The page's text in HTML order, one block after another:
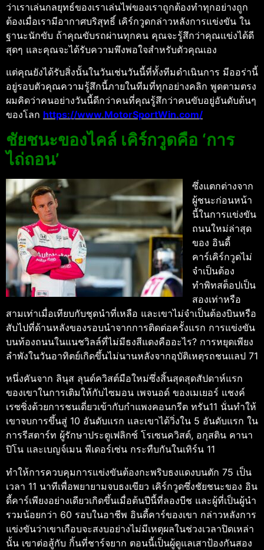
ว่าเราเล่นกลยุทธ์ของเราเล่นไพ่ของเราถูกต้องทําทุกอย่างถูก
ต้องเมื่อเรามีอากาศบริสุทธิ์ เคิร์กวูดกล่าวหลังการแข่งขัน ใน
ฐานะนักขับ ถ้าคุณขับรถผ่านทุกคน คุณจะรู้สึกว่าคุณแข่งได้ดี
สุดๆ และคุณจะได้รับความพึงพอใจสําหรับตัวคุณเอง
แต่คุณยังได้รับสิ่งนั้นในวันเช่นวันนี้ที่ทั้งทีมดําเนินการ มีออร่านี้
อยู่รอบตัวคุณความรู้สึกนี้ภายในทีมที่ทุกอย่างคลิก พูดตามตรง
ผมคิดว่าคนอย่างวันนี้ดีกว่าคนที่คุณรู้สึกว่าคนขับอยู่อันดับต้นๆ
ของโลก https://www.MotorSportWin.com/
ชัยชนะของไคล์ เคิร์กวูดคือ ‘การ
ไถ่ถอน’
ซึ่งแตกต่างจาก
ผู้ชนะก่อนหน้า
นี้ในการแข่งขัน
ถนนใหม่ล่าสุด
ของ อินดี้
คาร์เคิร์กวูดไม่
จําเป็นต้อง
ทําพิทสต็อปเป็น
สองเท่าหรือ
สามเท่าเมื่อเทียบกับชุดนําที่เหลือ และเขาไม่จําเป็นต้องบินหรือ
สับไปที่ด้านหลังของรอบนําจากการติดต่อครั้งแรก การแข่งขัน
บนท้องถนนในแนชวิลล์ที่ไม่มีธงสีแดงคืออะไร? การหยุดเพียง
ลําพังในวันอาทิตย์เกิดขึ้นไม่นานหลังจากอุบัติเหตุรถชนแลป 71
หนึ่งคันจาก ลินุส ลุนด์ควิสต์มือใหม่ซึ่งสิ้นสุดสุดสัปดาห์แรก
ของเขาในการเติมให้กับไซมอน เพจนอด์ ของเมเยอร์ แชงค์
เรซซิ่งด้วยการชนเดี่ยวเข้ากับกําแพงคอนกรีต ทรัน11 นั่นทําให้
เขาจบการขึ้นสู่ 10 อันดับแรก และเขาได้วิ่งใน 5 อันดับแรก ใน
การรีสตาร์ท ผู้รักษาประตูเฟลิกซ์ โรเซนควิสต์, อกุสติน คานา
ปิโน และเบญจ์เมน พีเดอร์เซ่น กระทืบกันในเทิร์น 11
ทําให้การควบคุมการแข่งขันต้องกะพริบธงแดงบนตัก 75 เป็น
เวลา 11 นาทีเพื่อพยายามจบธงเขียว เคิร์กวูดซึ่งชัยชนะของ อิน
ดี้คาร์เพียงอย่างเดียวเกิดขึ้นเมื่อต้นปีนี้ที่ลองบีช และผู้ที่เป็นผู้นํา
รวมน้อยกว่า 60 รอบในอาชีพ อินดี้คาร์ของเขา กล่าวหลังการ
แข่งขันว่าเขาเกือบจะสงบอย่างไม่มีเหตุผลในช่วงเวลาปิดเหล่า
นั้น เขาต่อสู้กับ กิ้นที่ชาร์จยาก ตอนนี้เป็นผู้ดูแลเสาป้องกันสอง